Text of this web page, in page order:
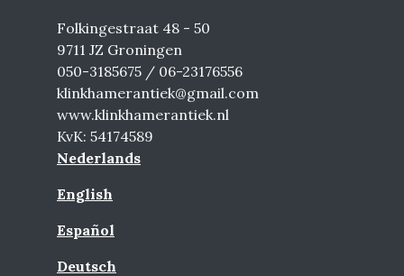
Folkingestraat 48 - 50
9711 JZ Groningen
050-3185675 / 06-23176556
klinkhamerantiek@gmail.com
www.klinkhamerantiek.nl
KvK: 54174589
Nederlands
English
Español
Deutsch